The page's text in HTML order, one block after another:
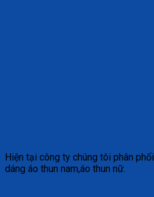
Hiện tại công ty chúng tôi phân phối
dáng áo thun nam,áo thun nữ.